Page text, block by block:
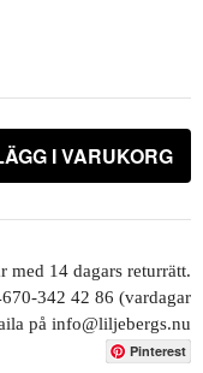
I VARUKORG
med 14 dagars returrätt.
342 42 86 (vardagar
på info@liljebergs.nu
Pinterest